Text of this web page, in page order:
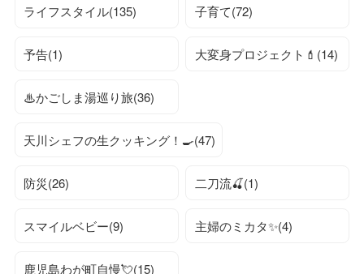
ライフスタイル(135) 子育て(72)
予告(1) 大変身プロジェクト💄(14)
♨かごしま湯巡り旅(36)
天川シェフの生クッキング！🍳(47)
防災(26) 二刀流🍒(1)
スマイルベビー(9) 主婦のミカタ✨(4)
鹿児島わが町自慢💘(15)